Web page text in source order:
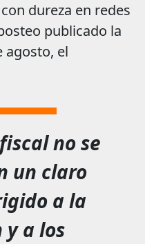
dureza en redes
publicado la
agosto, el
no se
un claro
a la
y a los